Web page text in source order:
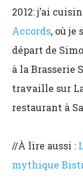
2012: j’ai
Accords, où je
départ de
à la Brasserie
travaille sur
restaurant à
//À lire aussi :
mythique